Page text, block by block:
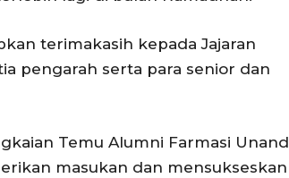
terimakasih kepada Jajaran
pengarah serta para senior dan
Temu Alumni Farmasi Unand
masukan dan mensukseskan